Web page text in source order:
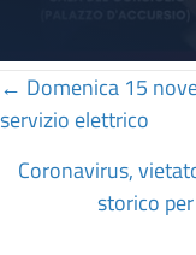
Posts
navigation
← Domenica 15
servizio elettrico
Coronavirus,
storico